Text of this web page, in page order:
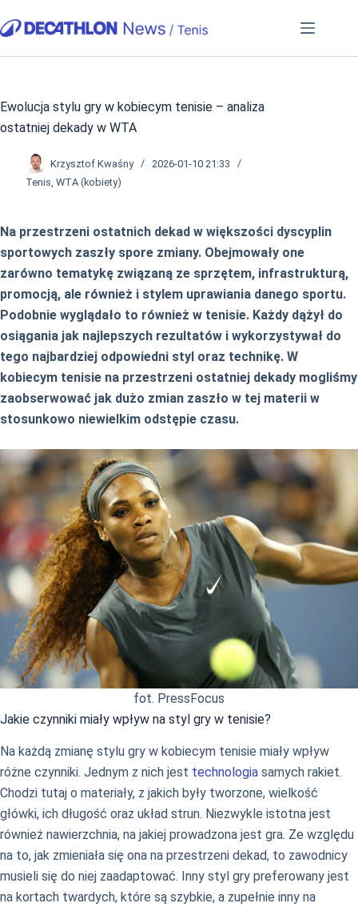
do
Ewolucja stylu gry w kobiecym tenisie – analiza
ostatniej dekady w WTA
Krzysztof Kwaśny
2026-01-10 21:33
Tenis, WTA (kobiety)
Na przestrzeni ostatnich dekad w większości dyscyplin
sportowych zaszły spore zmiany. Obejmowały one
zarówno tematykę związaną ze sprzętem, infrastrukturą,
promocją, ale również i stylem uprawiania danego sportu.
Podobnie wyglądało to również w tenisie. Każdy dążył do
osiągania jak najlepszych rezultatów i wykorzystywał do
tego najbardziej odpowiedni styl oraz technikę. W
kobiecym tenisie na przestrzeni ostatniej dekady mogliśmy
zaobserwować jak dużo zmian zaszło w tej materii w
stosunkowo niewielkim odstępie czasu.
fot. PressFocus
Jakie czynniki miały wpływ na styl gry w tenisie?
Na każdą zmianę stylu gry w kobiecym tenisie miały wpływ
różne czynniki. Jednym z nich jest technologia samych rakiet.
Chodzi tutaj o materiały, z jakich były tworzone, wielkość
główki, ich długość oraz układ strun. Niezwykle istotna jest
również nawierzchnia, na jakiej prowadzona jest gra. Ze względu
na to, jak zmieniała się ona na przestrzeni dekad, to zawodnicy
musieli się do niej zaadaptować. Inny styl gry preferowany jest
na kortach twardych, które są szybkie, a zupełnie inny na